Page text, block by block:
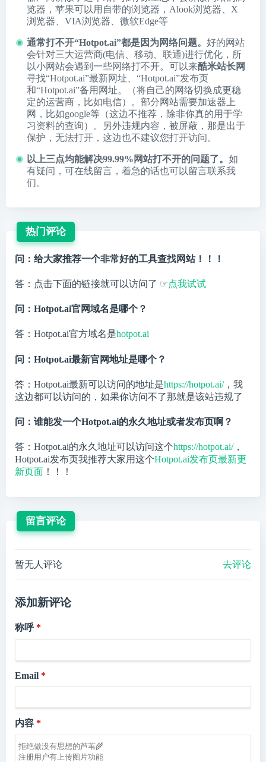
览器，苹果可以用自带的浏览器， Alook浏览器
X
浏览器
VIA浏览器 微软Edge等
通常打不开“Hotpot.ai”都是因为网络问题。 好的网站
会针对三大运营商(电信、移动、联通)进行优化，所
以小网站会遇到一些网络打不开。可以来酷米站长网
寻找“Hotpot.ai”最新网址、“Hotpot.ai”发布页
和“Hotpot.ai”备用网址。（将自己的网络切换成更稳
定的运营商，比如电信）。部分网站需要加速器上
网，比如google等（这边不推荐，除非你真的用于学
习资料的查询）。另外违规内容，被屏蔽，那是出于
保护，无法打开，这边也不建议您打开访问。
以上三点均能解决99.99%网站打不开的问题了。 如
有疑问，可在线留言，着急的话也可以留言联系我
们。
热门评论
问：给大家推荐一个非常好的工具查找网站！！！
答：点击下面的链接就可以访问了 ☞点我试试
问：Hotpot.ai官网域名是哪个？
答：Hotpot.ai官方域名是hotpot.ai
问：Hotpot.ai最新官网地址是哪个？
答：Hotpot.ai最新可以访问的地址是https://hotpot.ai/，我
这边都可以访问的，如果你访问不了那就是该站违规了
问：谁能发一个Hotpot.ai的永久地址或者发布页啊？
答：Hotpot.ai的永久地址可以访问这个https://hotpot.ai/，
Hotpot.ai发布页我推荐大家用这个Hotpot.ai发布页最新更
新页面 ！！！
留言评论
暂无人评论 去评论
添加新评论
称呼
Email
内容